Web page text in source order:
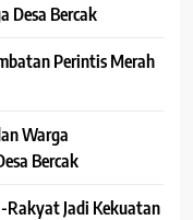
Desa Bercak
Perintis Merah
Warga
Bercak
Rakyat Jadi Kekuatan